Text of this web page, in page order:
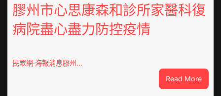
養
價
生
態
葉
膠州市心思康森和診所家醫科復
病院盡心盡力防控疫情
民眾網·海報消息膠州…
Read More:
膠